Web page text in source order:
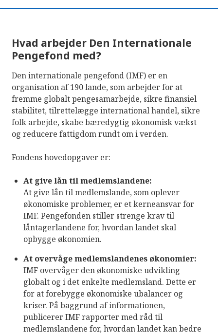
Hvad arbejder Den Internationale
Pengefond med?
Den internationale pengefond (IMF) er en
organisation af 190 lande, som arbejder for at
fremme globalt pengesamarbejde, sikre finansiel
stabilitet, tilrettelægge international handel, sikre
folk arbejde, skabe bæredygtig økonomisk vækst
og reducere fattigdom rundt om i verden.
Fondens hovedopgaver er:
At give lån til medlemslandene:
At give lån til medlemslande, som oplever
økonomiske problemer, er et kerneansvar for
IMF. Pengefonden stiller strenge krav til
låntagerlandene for, hvordan landet skal
opbygge økonomien.
At overvåge medlemslandenes økonomier:
IMF overvåger den økonomiske udvikling
globalt og i det enkelte medlemsland. Dette er
for at forebygge økonomiske ubalancer og
kriser. På baggrund af informationen,
publicerer IMF rapporter med råd til
medlemslandene for, hvordan landet kan bedre